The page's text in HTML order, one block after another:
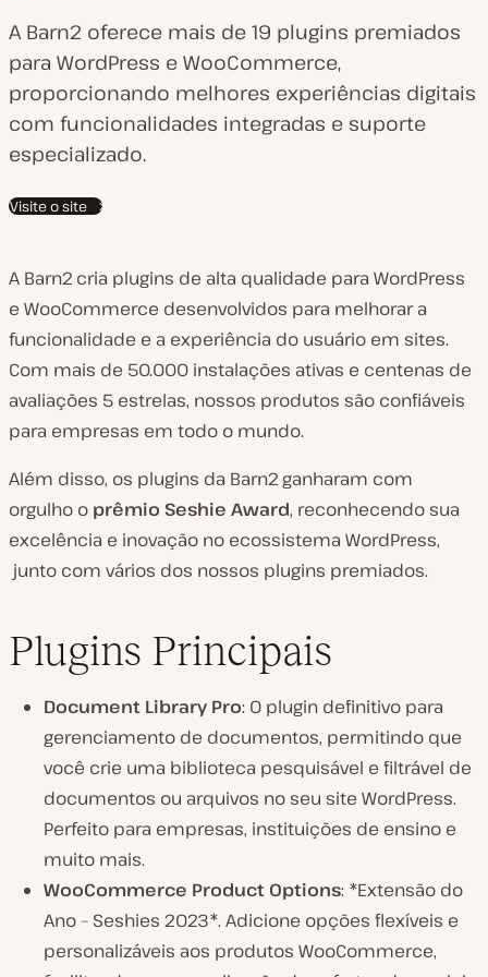
a
í
s
d
o
l
e
n
t
e
:
A Barn2 oferece mais de 19 plugins premiados
para WordPress e WooCommerce,
proporcionando melhores experiências digitais
com funcionalidades integradas e suporte
especializado.
Visite o site
A Barn2 cria plugins de alta qualidade para WordPress
e WooCommerce desenvolvidos para melhorar a
funcionalidade e a experiência do usuário em sites.
Com mais de 50.000 instalações ativas e centenas de
avaliações 5 estrelas, nossos produtos são confiáveis
para empresas em todo o mundo.
Além disso, os plugins da Barn2 ganharam com
orgulho o prêmio Seshie Award, reconhecendo sua
excelência e inovação no ecossistema WordPress,
junto com vários dos nossos plugins premiados.
Plugins Principais
Document Library Pro: O plugin definitivo para
gerenciamento de documentos, permitindo que
você crie uma biblioteca pesquisável e filtrável de
documentos ou arquivos no seu site WordPress.
Perfeito para empresas, instituições de ensino e
muito mais.
WooCommerce Product Options: *Extensão do
Ano – Seshies 2023*. Adicione opções flexíveis e
personalizáveis aos produtos WooCommerce,